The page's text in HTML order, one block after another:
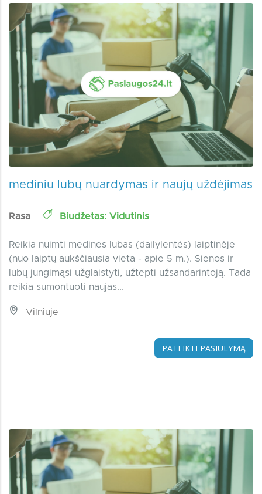
mediniu lubų nuardymas ir naujų uždėjimas
Rasa Biudžetas: Vidutinis
Reikia nuimti medines lubas (dailylentės) laiptinėje
(nuo laiptų aukščiausia vieta - apie 5 m.). Sienos ir
lubų jungimąsi užglaistyti, užtepti užsandarintoją. Tada
reikia sumontuoti naujas...
Vilniuje
PATEIKTI PASIŪLYMĄ